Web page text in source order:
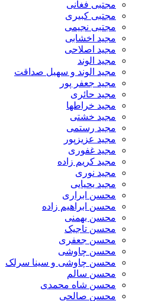
مجتبی فغانی
مجتبی کبیری
مجتبی نجیمی
مجید اخشابی
مجید اصلاحی
مجید الوند‎
مجید الوند و سهیل صداقت
مجید جعفر پور
مجید حائری
مجید خراطها
مجید خشتی
مجید رستمی
مجید عزیزپور
مجید غفوری
مجید کریم زاده
مجید نوری
مجید یحیایی
محسن ابراری
محسن ابراهیم زاده
محسن بهمنی
محسن تاجیک
محسن جعفری
محسن چاوشی
محسن چاوشی و سینا سرلک
محسن سالم
محسن شاه محمدی
محسن صالحی